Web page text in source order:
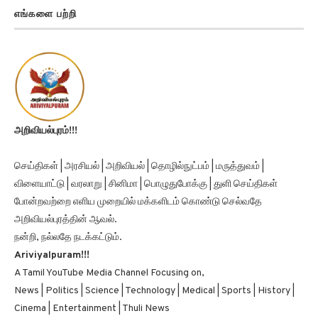
அறிவியல்புரம்!!!
விளையாட்டு | வரலாறு | சினிமா | பொழுதுபோக்கு | துளி செய்திகள்
போன்றவற்றை எளிய முறையில் மக்களிடம் கொண்டு செல்வதே
அறிவியல்புரத்தின் ஆவல்.
நன்றி, நல்லதே நடக்கட்டும்.
Ariviyalpuram!!!
A Tamil YouTube Media Channel Focusing on,
News | Politics | Science | Technology | Medical | Sports | History |
Cinema | Entertainment | Thuli News
Thank You, Good Luck.